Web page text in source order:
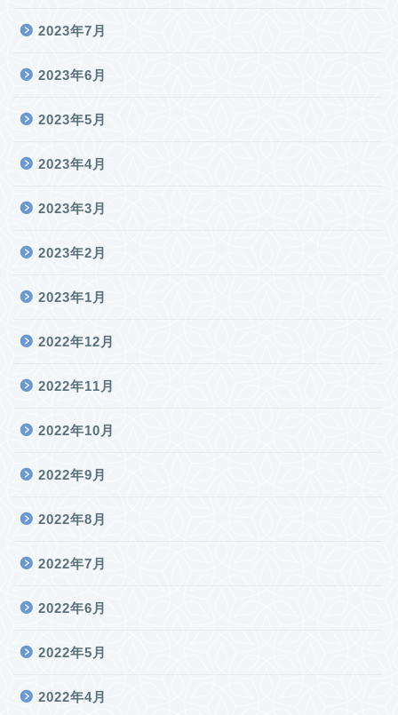
2023年7月
2023年6月
2023年5月
2023年4月
2023年3月
2023年2月
2023年1月
2022年12月
2022年11月
2022年10月
2022年9月
2022年8月
2022年7月
2022年6月
2022年5月
2022年4月